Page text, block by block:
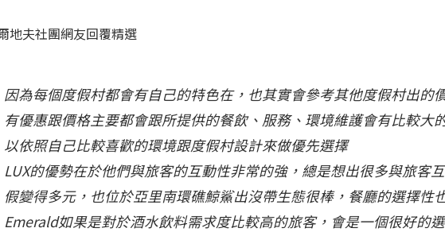
地夫社團網友回覆精選
因為每個度假村都會有自己的特色在，也其實會參考其他度假村出的
有優惠跟價格主要都會跟所提供的餐飲、服務、環境維護會有比較大
以依照自己比較喜歡的環境跟度假村設計來做優先選擇
LUX的優勢在於他們與旅客的互動性非常的強，總是想出很多與旅客
假變得多元，也位於亞里南環礁鯨鯊出沒帶生態很棒，餐廳的選擇性
Emerald如果是對於酒水飲料需求度比較高的旅客，會是一個很好的